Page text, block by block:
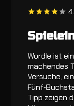
Wordle ist
machendes
Versuche,
Tipp zeigen